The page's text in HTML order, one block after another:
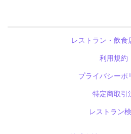
レストラン・飲食
利用規約
プライバシーポ
特定商取引
レストラン